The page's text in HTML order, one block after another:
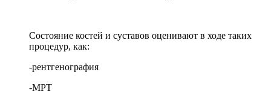
Состояние костей и суставов оценивают в ходе таких
процедур, как:
-рентгенография
-МРТ